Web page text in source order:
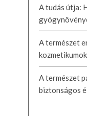
A tudás útja:
A természet
A természet
biztonságos